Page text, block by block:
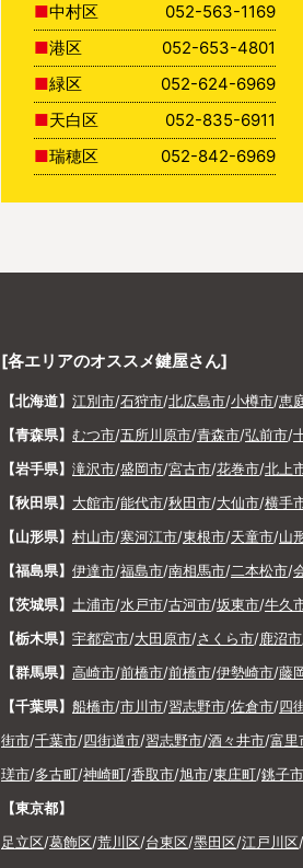
中村区
052-563-1169
港区
052-653-4801
緑区
052-624-6969
天白区
052-835-6911
瑞穂区
052-842-6969
[各エリアのオススメ鍵屋さん]
【北海道】 江別市/石狩市/北広島市/小樽市/恵
【青森県】 むつ市/五所川原市/青森市/弘前市/
【岩手県】 滝沢市/盛岡市/宮古市/花巻市/北上
【秋田県】 大館市/能代市/秋田市/大仙市/横手
【山形県】 村山市/寒河江市/東根市/天童市/山
【福島県】 伊達市/福島市/南相馬市/二本松市/
【茨城県】 土浦市/水戸市/古河市/坂東市/牛久
【栃木県】 宇都宮市/大田原市/さくら市/鹿沼市
【群馬県】 高崎市/前橋市/前橋市/伊勢崎市/藤
【千葉県】 船橋市/市川市/習志野市/佐倉市/四
街市/千葉市/四街道市/習志野市/酒々井市/富里
瑳市/多古町/神崎町/香取市/旭市/東庄町/銚子市
【東京都】
足立区/葛飾区/荒川区/台東区/墨田区/江戸川区/